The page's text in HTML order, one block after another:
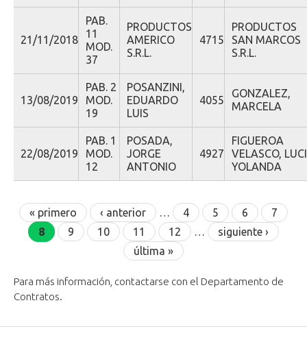
21/11/2018
PAB.
11
MOD.
37
PRODUCTOS
AMERICO
S.R.L.
4715
PRODUCTOS
SAN MARCOS
S.R.L.
13/08/2019
PAB. 2
MOD.
19
POSANZINI,
EDUARDO
LUIS
4055
GONZALEZ,
MARCELA
22/08/2019
PAB. 1
MOD.
12
POSADA,
JORGE
ANTONIO
4927
FIGUEROA
VELASCO,
YOLANDA
Páginas
« primero ‹ anterior … 4 5 6
7
8
9 10 11 12 …
siguiente ›
última »
Para más información, contactarse con el Departamento de
Contratos.